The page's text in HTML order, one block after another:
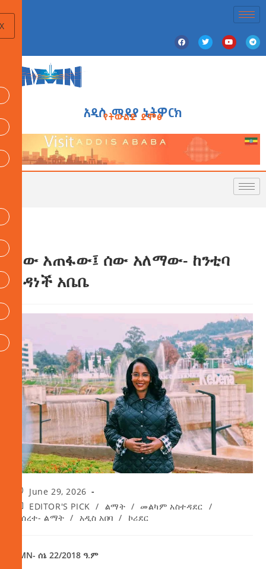
አዲስ ሚዲያ ኔትዎርክ
የትውልድ ድምፅ
ሰው አጠፋው፤ ሰው አለማው- ከንቲባ
አዳነች አቤቤ
June 29, 2026
EDITOR'S PICK / ልማት / መልካም አስተዳደር /
መሰረተ- ልማት / አዲስ አበባ / ኮሪደር
AMN- ሰኔ 22/2018 ዓ.ም